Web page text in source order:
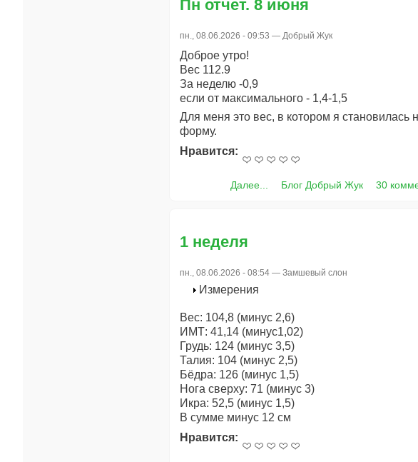
Пн отчет. 8 июня
пн., 08.06.2026 - 09:53 — Добрый Жук
Доброе утро!
Вес 112.9
За неделю -0,9
если от максимального - 1,4-1,5
Для меня это вес, в котором я становилась
форму.
Нравится:
Далее... Блог Добрый Жук 30
1 неделя
пн., 08.06.2026 - 08:54 — Замшевый слон
Измерения
Вес: 104,8 (минус 2,6)
ИМТ: 41,14 (минус1,02)
Грудь: 124 (минус 3,5)
Талия: 104 (минус 2,5)
Бёдра: 126 (минус 1,5)
Нога сверху: 71 (минус 3)
Икра: 52,5 (минус 1,5)
В сумме минус 12 см
Нравится: